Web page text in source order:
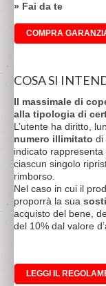
» Fai da te
COMPRA
COSA SI
Il massimale di
alla tipologia di
L’utente ha diritto,
numero illimitato di
indicato rappresenta
ciascun singolo
rimborso.
Nel caso in cui il
proporrà la sua
acquisto del bene,
del 10% dal valore
LEGGI IL